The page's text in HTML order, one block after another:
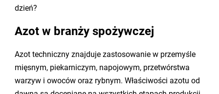
dzień?
Azot w branży spożywczej
Azot techniczny znajduje zastosowanie w przemyśle
mięsnym, piekarniczym, napojowym, przetwórstwa
warzyw i owoców oraz rybnym. Właściwości azotu od